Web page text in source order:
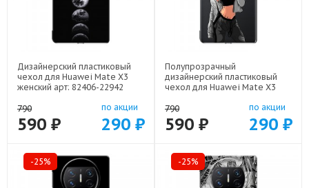
Дизайнерский пластиковый
чехол для Huawei Mate X3
женский арт: 82406-22942
790
590 ₽
по акции
290 ₽
Полупрозрачный
дизайнерский пластиковый
чехол для Huawei Mate X3
21685
790
590 ₽
по акции
290 ₽
-25% -25%